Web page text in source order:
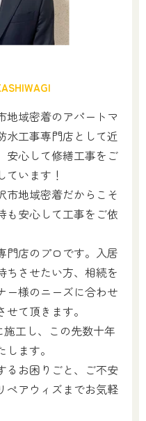
地域密着のアパートマ
水工事専門店として近
安心して修繕工事をご
います！
市地域密着だからこそ
も安心して工事をご依
門店のプロです。入居
ちさせたい方、相続を
ー様のニーズに合わせ
て頂きます。
施工し、この先数十年
ます。
るお困りごと、ご不安
ペアウィズまでお気軽